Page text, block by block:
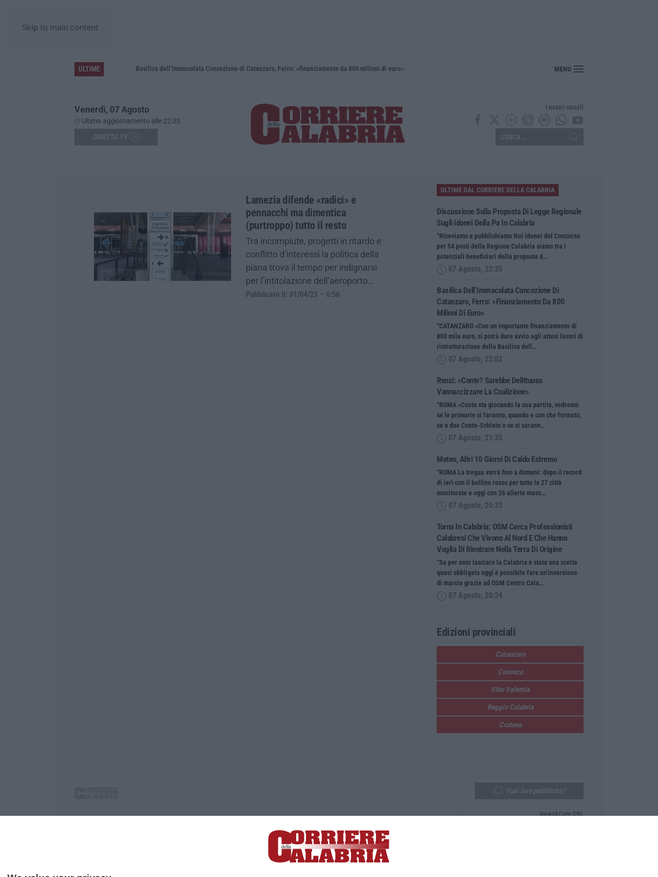
Skip to main content
ULTIME Basilica dell’Immacolata Concezione di Catanzaro, Ferro: «finanziamento da 800 milioni di euro» Renzi: «Conte? Sarebbe delittuoso vannaccizzare la coalizione»
MENU
Venerdì, 07 Agosto
Ultimo aggiornamento alle 22:35
I nostri canali
Lamezia difende «radici» e
pennacchi ma dimentica
(purtroppo) tutto il resto
Tra incompiute, progetti in ritardo e
conflitto d’interessi la politica della
piana trova il tempo per indignarsi
per l’intitolazione dell’aeroporto…
Pubblicato il: 01/04/23 – 6:56
ULTIME DAL CORRIERE DELLA CALABRIA
Discussione Sulla Proposta Di Legge Regionale
Sugli Idonei Della Pa In Calabria
“Riceviamo e pubblichiamo Noi idonei del Concorso
per 54 posti della Regione Calabria siamo tra i
potenziali beneficiari della proposta d…
07 Agosto, 22:35
Basilica Dell’Immacolata Concezione Di
Catanzaro, Ferro: «finanziamento Da 800
Milioni Di Euro»
“CATANZARO «Con un importante finanziamento di
800 mila euro, si potrà dare avvio agli attesi lavori di
ristrutturazione della Basilica dell…
07 Agosto, 22:02
Renzi: «Conte? Sarebbe Delittuoso
Vannaccizzare La Coalizione»
“ROMA «Conte sta giocando la sua partita, vedremo
se le primarie si faranno, quando e con che formato,
se a due Conte-Schlein o se ci sarann…
07 Agosto, 21:35
Meteo, Altri 10 Giorni Di Caldo Estremo
“ROMA La tregua varrà fino a domani: dopo il record
di ieri con il bollino rosso per tutte le 27 città
monitorate e oggi con 26 allerte mass…
07 Agosto, 20:33
Torna In Calabria: OSM Cerca Professionisti
Calabresi Che Vivono Al Nord E Che Hanno
Voglia Di Rientrare Nella Terra Di Origine
“Se per anni lasciare la Calabria è stata una scelta
quasi obbligata oggi è possibile fare un’inversione
di marcia grazie ad OSM Centro Cala…
07 Agosto, 20:24
Edizioni provinciali
Catanzaro
Cosenza
Vibo Valentia
Reggio Calabria
Crotone
P.IVA. 03199620794, Via del mare 6/G, S.Eufemia, Lamezia Terme (CZ)
Iscrizione tribunale di Lamezia Terme 5/2011 - Direttore responsabile Paola Militano |Privacy
News&Com SRL